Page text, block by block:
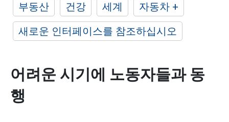
부동산
건강 세계
자동차 +
새로운 인터페이스를 참조하십시오
어려운 시기에 노동자들과 동
행